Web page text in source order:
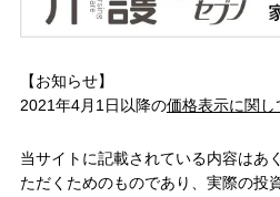
【お知らせ】
2021年4月1日以降の価格表示に関し
当サイトに記載されている内容はあ
ただくためのものであり、実際の投